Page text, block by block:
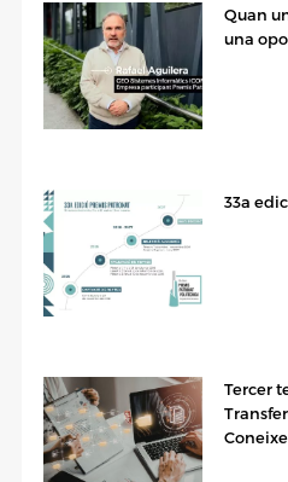
Quan
una
33a
Tercer